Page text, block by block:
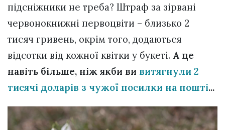
підсніжники не треба? Штраф за зірвані
червонокнижні первоцвіти – близько 2
тисяч гривень, окрім того, додаються
відсотки від кожної квітки у букеті. А це
навіть більше, ніж якби ви витягнули 2
тисячі доларів з чужої посилки на пошті...